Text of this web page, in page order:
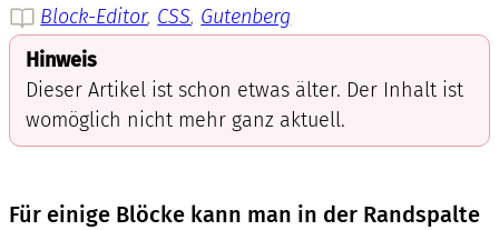
Block-Editor, CSS, Gutenberg
Hinweis
Dieser Artikel ist schon etwas älter. Der Inhalt ist
womöglich nicht mehr ganz aktuell.
Für einige Blöcke kann man in der Randspalte